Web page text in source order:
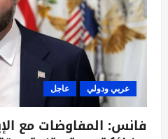
عربي ودولي عاجل
فانس: المفاوضات مع